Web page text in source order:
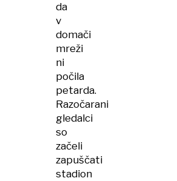
da
v
domači
mreži
ni
počila
petarda.
Razočarani
gledalci
so
začeli
zapuščati
stadion